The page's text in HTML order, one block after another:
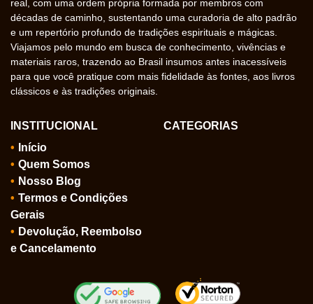
real, com uma ordem própria formada por membros com
décadas de caminho, sustentando uma curadoria de alto padrão
e um repertório profundo de tradições espirituais e mágicas.
Viajamos pelo mundo em busca de conhecimento, vivências e
materiais raros, trazendo ao Brasil insumos antes inacessíveis
para que você pratique com mais fidelidade às fontes, aos livros
clássicos e às tradições originais.
INSTITUCIONAL
Início
Quem Somos
Nosso Blog
Termos e Condições
Gerais
Devolução, Reembolso
e Cancelamento
CATEGORIAS